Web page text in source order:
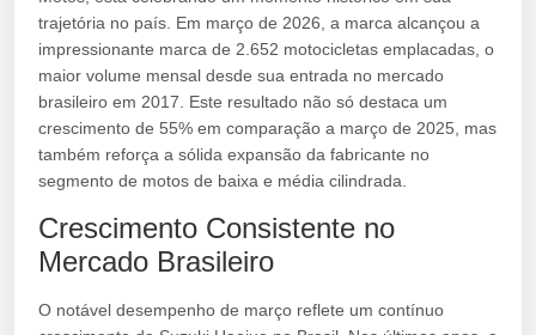
trajetória no país. Em março de 2026, a marca alcançou a
impressionante marca de 2.652 motocicletas emplacadas, o
maior volume mensal desde sua entrada no mercado
brasileiro em 2017. Este resultado não só destaca um
crescimento de 55% em comparação a março de 2025, mas
também reforça a sólida expansão da fabricante no
segmento de motos de baixa e média cilindrada.
Crescimento Consistente no
Mercado Brasileiro
O notável desempenho de março reflete um contínuo